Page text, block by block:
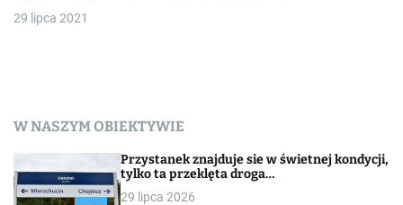
29 lipca 2021
W NASZYM OBIEKTYWIE
Przystanek znajduje sie w świetnej kondycji,
tylko ta przeklęta droga…
29 lipca 2026